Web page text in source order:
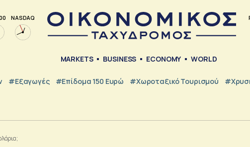
NASDAQ
MARKETS BUSINESS ECONOMY WORLD
#εξαγωγές #Επίδομα 150 Ευρώ #Χωροταξικό Τουρισμού